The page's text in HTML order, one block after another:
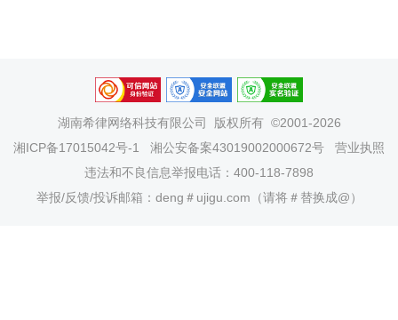
湖南希律网络科技有限公司
版权所有 ©2001-2026
湘ICP备17015042号-1
湘公安备案43019002000672号
营业执照
违法和不良信息举报电话：400-118-7898
举报/反馈/投诉邮箱：deng＃ujigu.com（请将＃替换成@）